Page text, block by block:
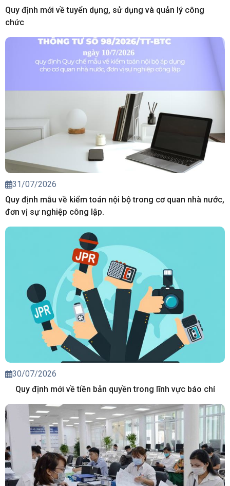
Quy định mới về tuyển dụng, sử dụng và quản lý công
chức
31/07/2026
Quy định mẫu về kiểm toán nội bộ trong cơ quan nhà nước,
đơn vị sự nghiệp công lập.
30/07/2026
Quy định mới về tiền bản quyền trong lĩnh vực báo chí